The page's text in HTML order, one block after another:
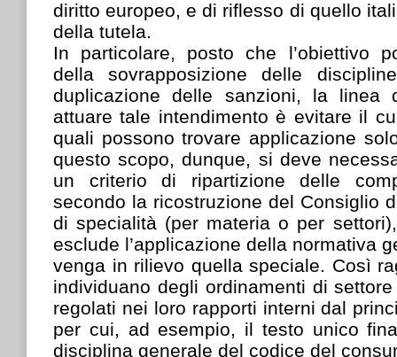
diritto europeo, e di riflesso di quello
della tutela.
In particolare, posto che l’obiettivo
della sovrapposizione delle
duplicazione delle sanzioni, la
attuare tale intendimento è evitare il
quali possono trovare applicazione
questo scopo, dunque, si deve
un criterio di ripartizione delle
secondo la ricostruzione del Consiglio
di specialità (per materia o per
esclude l’applicazione della normativa
venga in rilievo quella speciale. Così
individuano degli ordinamenti di
regolati nei loro rapporti interni dal
per cui, ad esempio, il testo unico
disciplina generale del codice del